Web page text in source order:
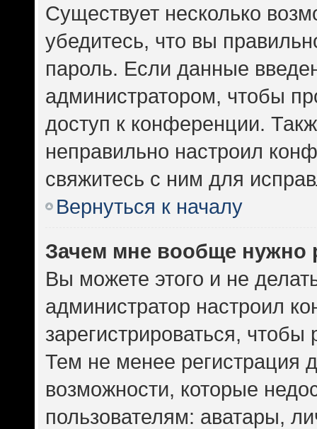
Существует несколько
убедитесь, что вы
пароль. Если данные
администратором, чтобы
доступ к конференции.
неправильно настроил
свяжитесь с ним для
Вернуться к началу
Зачем мне вообще нужно
Вы можете этого и не
администратор настроил
зарегистрироваться,
Тем не менее регистрация
возможности, которые
пользователям: аватары,